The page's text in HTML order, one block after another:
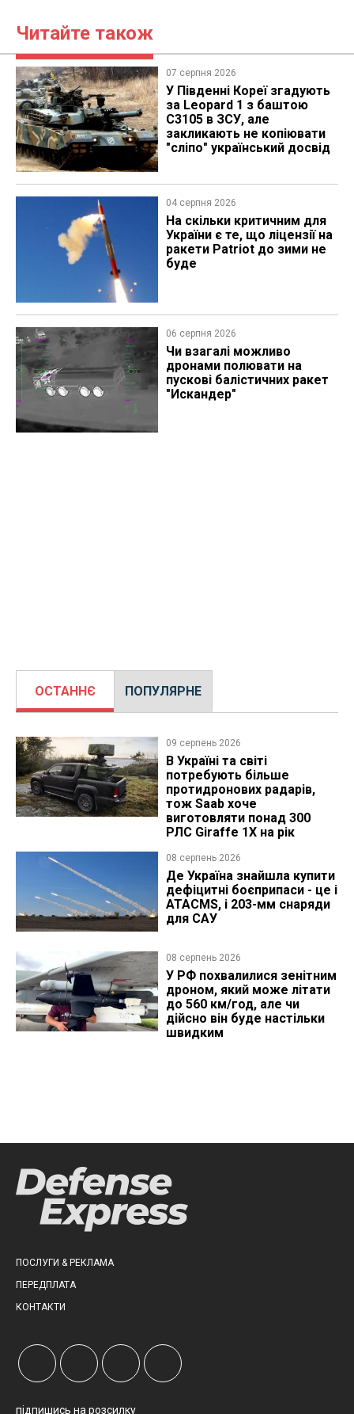
Читайте також
07 серпня 2026
У Південні Кореї згадують
за Leopard 1 з баштою
C3105 в ЗСУ, але
закликають не копіювати
"сліпо" український досвід
04 серпня 2026
На скільки критичним для
України є те, що ліцензії на
ракети Patriot до зими не
буде
06 серпня 2026
Чи взагалі можливо
дронами полювати на
пускові балістичних ракет
"Искандер"
ОСТАННЄ ПОПУЛЯРНЕ
09 серпень 2026
В Україні та світі
потребують більше
протидронових радарів,
тож Saab хоче
виготовляти понад 300
РЛС Giraffe 1X на рік
08 серпень 2026
Де Україна знайшла купити
дефіцитні боєприпаси - це і
ATACMS, і 203-мм снаряди
для САУ
08 серпень 2026
У РФ похвалилися зенітним
дроном, який може літати
до 560 км/год, але чи
дійсно він буде настільки
швидким
ПОСЛУГИ & РЕКЛАМА
ПЕРЕДПЛАТА
КОНТАКТИ
підпишись на розсилку